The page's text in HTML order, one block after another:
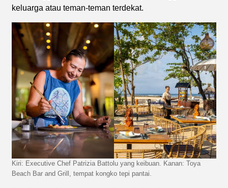
keluarga atau teman-teman terdekat.
Kiri: Executive Chef Patrizia Battolu yang keibuan. Kanan: Toya
Beach Bar and Grill, tempat kongko tepi pantai.